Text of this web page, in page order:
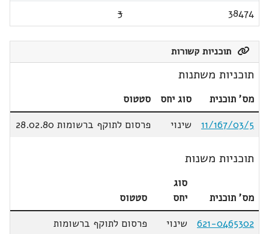
38474
3
תוכניות קשורות
תוכניות משתנות
מס' תוכנית סוג יחס
סטטוס
11/167/03/5
שינוי פרסום לתוקף ברשומות 28.02.80
תוכניות משנות
מס' תוכנית
סוג
יחס
סטטוס
621-0465302
שינוי
פרסום לתוקף ברשומות